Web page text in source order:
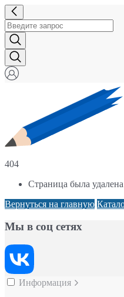
404
Страница была
Вернуться на главную
Мы в соц сетях
Информация